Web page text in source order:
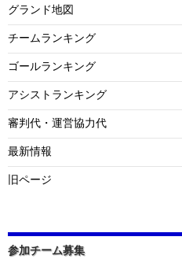
グランド地図
チームランキング
ゴールランキング
アシストランキング
審判代・運営協力代
最新情報
旧ページ
参加チーム募集